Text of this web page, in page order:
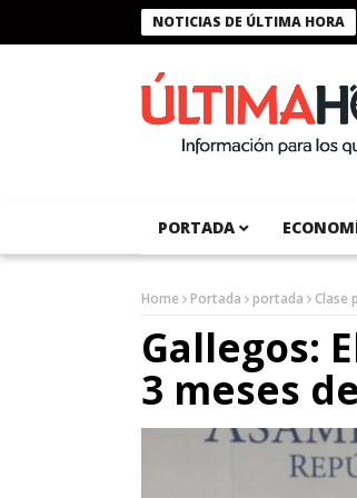
NOTICIAS DE ÚLTIMA HORA
Presidente Bukele condecora a
PORTADA
Home Portada portada Clase
Gallegos:
3 meses